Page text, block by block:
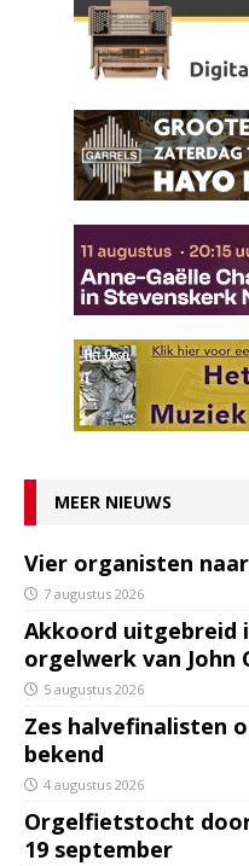
MEER NIEUWS
Vier organisten
7 augustus 2026
Akkoord uitgebreid
orgelwerk van John
5 augustus 2026
Zes halvefinalisten
bekend
4 augustus 2026
Orgelfietstocht
19 september